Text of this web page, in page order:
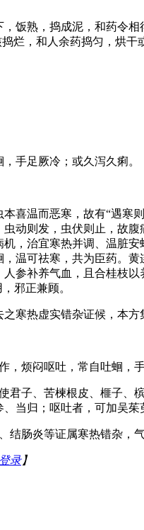
饭熟，捣成泥，和药
烂，和人余药捣匀，烘
手足厥冷；或久泻久痢。
喜温而恶寒，故有“遇
动则发，虫伏则止，故
，治宜寒热并调、温脏
温可祛寒，共为臣药。
参补养气血，且合桂枝
邪正兼顾。
寒热虚实错杂证候，本
烦闷呕吐，常自吐蛔，
君子、苦楝根皮、榧子
当归；呕吐者，可加吴茱
肠炎等证属寒热错杂，气
登录】